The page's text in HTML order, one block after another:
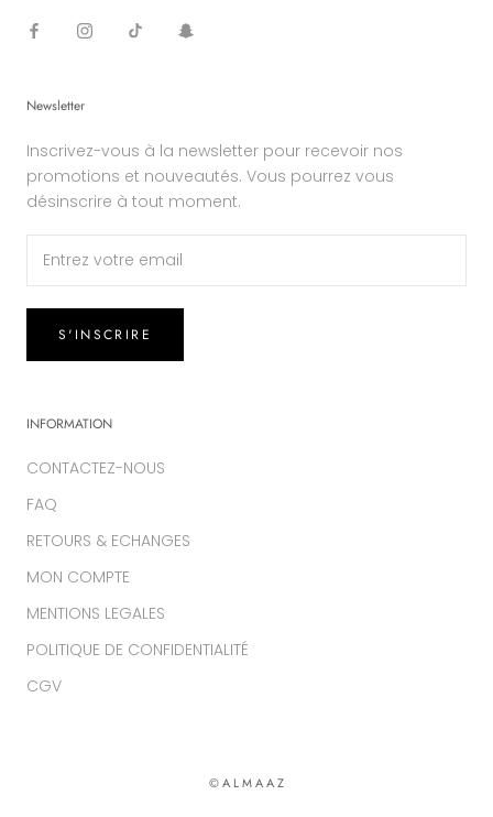
Newsletter
Inscrivez-vous à la newsletter pour recevoir nos
promotions et nouveautés. Vous pourrez vous
désinscrire à tout moment.
S'INSCRIRE
INFORMATION
CONTACTEZ-NOUS
FAQ
RETOURS & ECHANGES
MON COMPTE
MENTIONS LEGALES
POLITIQUE DE CONFIDENTIALITÉ
CGV
© A L M A A Z